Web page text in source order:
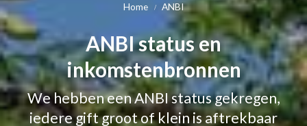
Home ANBI
ANBI status en
inkomstenbronnen
We hebben een ANBI status gekregen,
iedere gift groot of klein is aftrekbaar